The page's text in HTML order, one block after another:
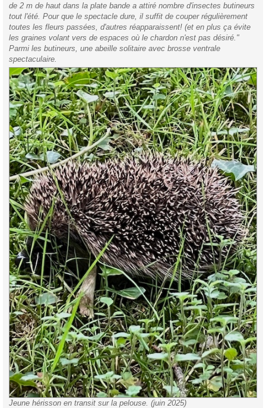
de 2 m de haut dans la plate bande a attiré nombre d'insectes butineurs
tout l'été. Pour que le spectacle dure, il suffit de couper régulièrement
toutes les fleurs passées, d'autres réapparaissent! (et en plus ça évite
les graines volant vers de espaces où le chardon n'est pas désiré."
Parmi les butineurs, une abeille solitaire avec brosse ventrale
spectaculaire.
Jeune hérisson en transit sur la pelouse. (juin 2025)